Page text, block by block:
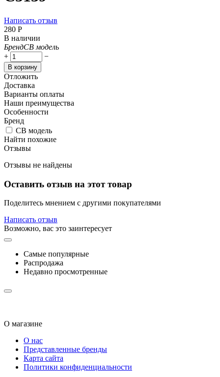
Написать отзыв
‍280‍ Р
В наличии
БрендСВ модель
+
−
В корзину
Отложить
Доставка
Варианты оплаты
Наши преимущества
Особенности
Бренд
СВ модель
Найти похожие
Отзывы
Отзывы не найдены
Оставить отзыв на этот товар
Поделитесь мнением с другими покупателями
Написать отзыв
Возможно, вас это заинтересует
Самые популярные
Распродажа
Недавно просмотренные
О магазине
О нас
Представленные бренды
Карта сайта
Политики конфиденциальности